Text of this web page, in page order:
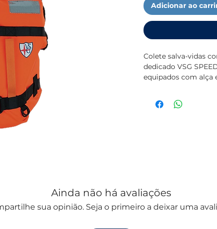
Adicionar ao
Colete salva-vidas
dedicado VSG
equipados com alça
Ainda não há avaliações
sua opinião. Seja o primeiro a deixar uma